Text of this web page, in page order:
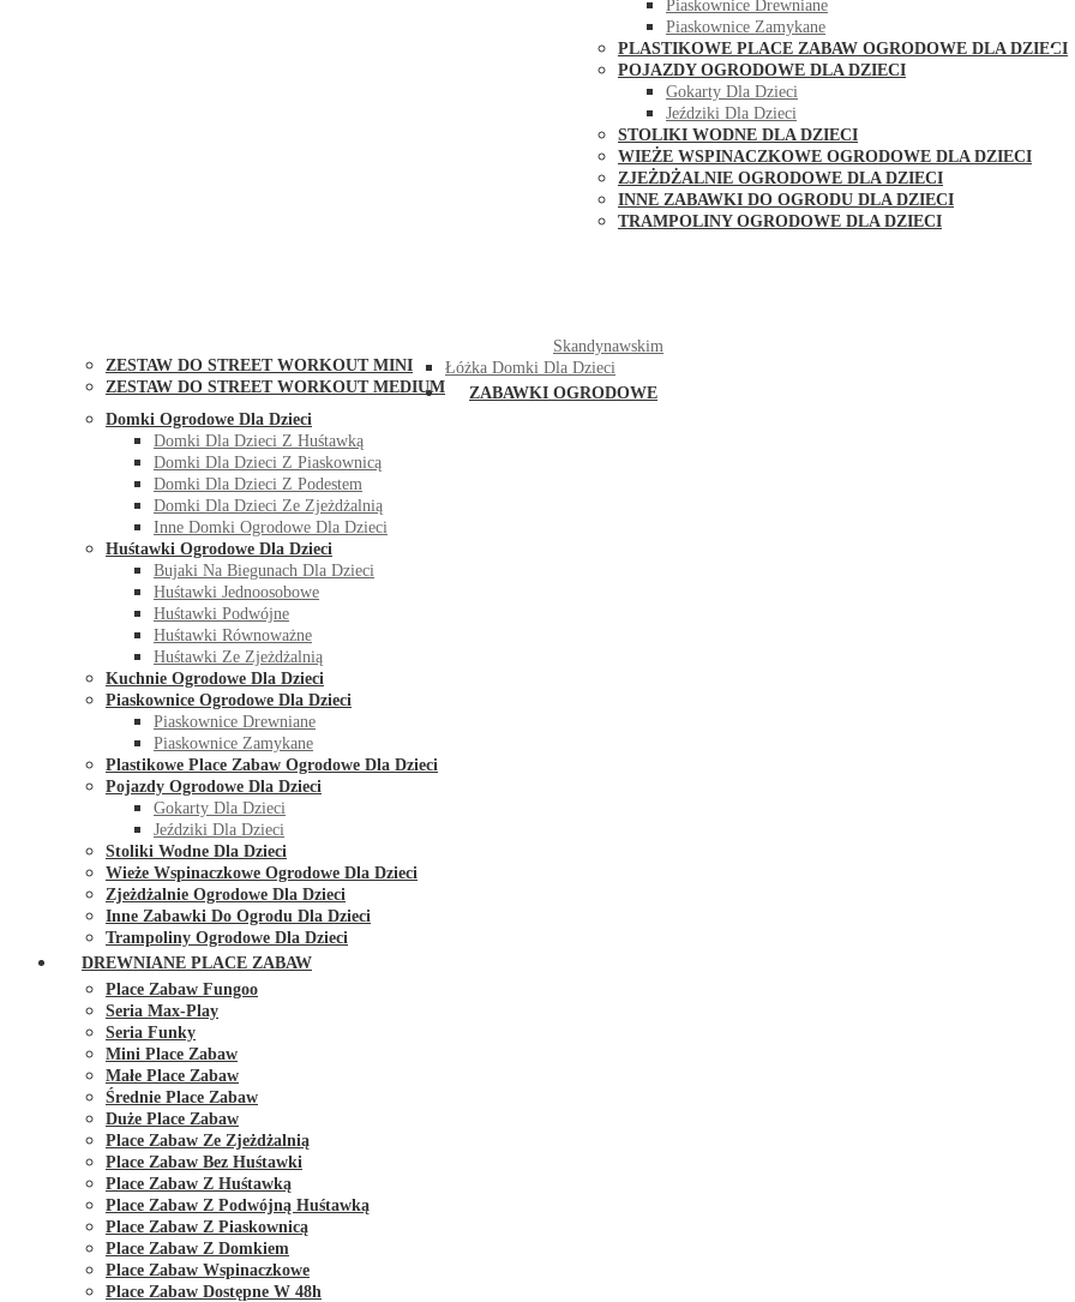
Piaskownice Drewniane
Piaskownice Zamykane
PLASTIKOWE PLACE ZABAW OGRODOWE DLA DZIECI
POJAZDY OGRODOWE DLA DZIECI
Gokarty Dla Dzieci
Jeździki Dla Dzieci
STOLIKI WODNE DLA DZIECI
WIEŻE WSPINACZKOWE OGRODOWE DLA DZIECI
ZJEŻDŻALNIE OGRODOWE DLA DZIECI
INNE ZABAWKI DO OGRODU DLA DZIECI
TRAMPOLINY OGRODOWE DLA DZIECI
ZESTAW DO STREET WORKOUT MINI
ZESTAW DO STREET WORKOUT MEDIUM
Skandynawskim
Łóżka Domki Dla Dzieci
ZABAWKI OGRODOWE
Domki Ogrodowe Dla Dzieci
Domki Dla Dzieci Z Huśtawką
Domki Dla Dzieci Z Piaskownicą
Domki Dla Dzieci Z Podestem
Domki Dla Dzieci Ze Zjeżdżalnią
Inne Domki Ogrodowe Dla Dzieci
Huśtawki Ogrodowe Dla Dzieci
Bujaki Na Biegunach Dla Dzieci
Huśtawki Jednoosobowe
Huśtawki Podwójne
Huśtawki Równoważne
Huśtawki Ze Zjeżdżalnią
Kuchnie Ogrodowe Dla Dzieci
Piaskownice Ogrodowe Dla Dzieci
Piaskownice Drewniane
Piaskownice Zamykane
Plastikowe Place Zabaw Ogrodowe Dla Dzieci
Pojazdy Ogrodowe Dla Dzieci
Gokarty Dla Dzieci
Jeździki Dla Dzieci
Stoliki Wodne Dla Dzieci
Wieże Wspinaczkowe Ogrodowe Dla Dzieci
Zjeżdżalnie Ogrodowe Dla Dzieci
Inne Zabawki Do Ogrodu Dla Dzieci
Trampoliny Ogrodowe Dla Dzieci
DREWNIANE PLACE ZABAW
Place Zabaw Fungoo
Seria Max-Play
Seria Funky
Mini Place Zabaw
Małe Place Zabaw
Średnie Place Zabaw
Duże Place Zabaw
Place Zabaw Ze Zjeżdżalnią
Place Zabaw Bez Huśtawki
Place Zabaw Z Huśtawką
Place Zabaw Z Podwójną Huśtawką
Place Zabaw Z Piaskownicą
Place Zabaw Z Domkiem
Place Zabaw Wspinaczkowe
Place Zabaw Dostępne W 48h